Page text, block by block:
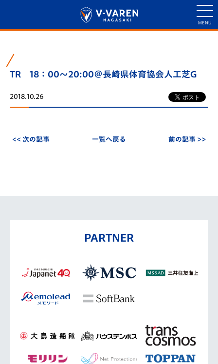
TR 18：00～20:00＠長崎県体育協会人工芝G
2018.10.26
<< 次の記事 一覧へ戻る 前の記事 >>
PARTNER